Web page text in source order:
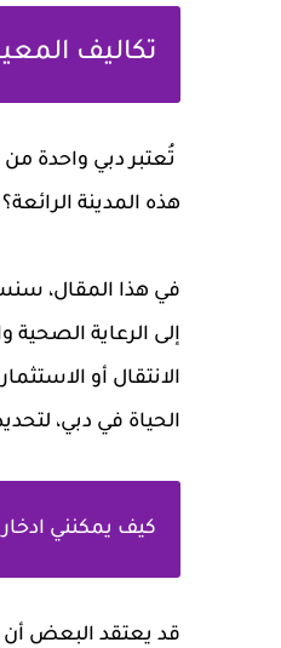
تكاليف المعيشة في دبي 2025.. ما
تُعتبر دبي واحدة
هذه المدينة الرائعة؟
في هذا المقال،
إلى الرعاية
الانتقال أو
الحياة في دبي،
كيف يمكنني
قد يعتقد البعض أن